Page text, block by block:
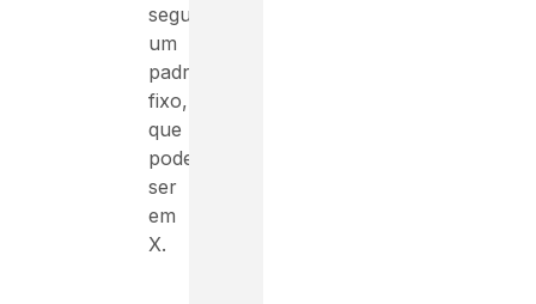
seguem
um
padrão
fixo,
que
pode
ser
em
X.